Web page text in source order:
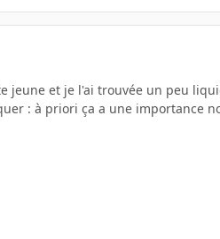
et je l'ai trouvée un peu
: à priori ça a une importance